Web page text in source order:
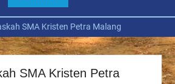
SMA Kristen Petra Malang
SMA Kristen Petra